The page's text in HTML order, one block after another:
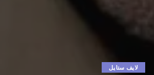
لايف ستايل